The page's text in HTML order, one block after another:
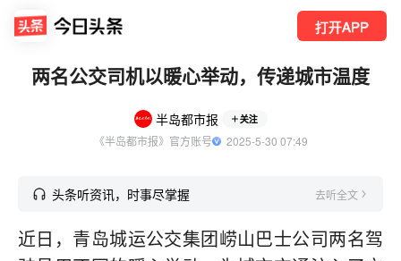
打开APP
两名公交司机以暖心举动，传递城市温度
半岛都市报 关注
《半岛都市报》官方账号
  2025-5-30 07:49
头条听资讯，时事尽掌握 去听全文
近日，青岛城运公交集团崂山巴士公司两名驾